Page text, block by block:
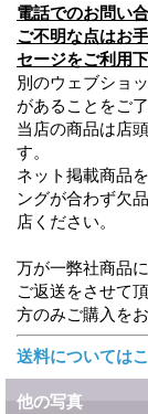
電話でのお問い
ご不明な点はお
セージをご利用下
別のウェブショ
があることをご
当店の商品は店
す。
ネット掲載商品
ングが合わず欠
店ください。
万が一弊社商品
ご返送をさせて
方のみご購入を
送料については
他の写真